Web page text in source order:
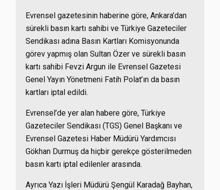
Evrensel gazetesinin haberine göre, Ankara’dan
sürekli basın kartı sahibi ve Türkiye Gazeteciler
Sendikası adına Basın Kartları Komisyonunda
görev yapmış olan Sultan Özer ve sürekli basın
kartı sahibi Fevzi Argun ile Evrensel Gazetesi
Genel Yayın Yönetmeni Fatih Polat’ın da basın
kartları iptal edildi.
Evrensel’de yer alan habere göre, Türkiye
Gazeteciler Sendikası (TGS) Genel Başkanı ve
Evrensel Gazetesi Haber Müdürü Yardımcısı
Gökhan Durmuş da hiçbir gerekçe gösterilmeden
basın kartı iptal edilenler arasında.
Ayrıca Yazı İşleri Müdürü Şengül Karadağ Bayhan,